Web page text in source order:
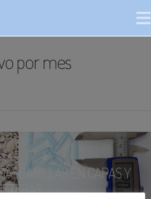
por mes
EN CAPAS Y